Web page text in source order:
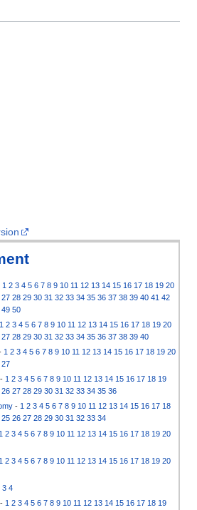
1 2 3 4 5 6 7 8 9 10 11 12 13 14 15 16 17 18 19 20
27 28 29 30 31 32 33 34 35 36 37 38 39 40 41 42
49 50
1 2 3 4 5 6 7 8 9 10 11 12 13 14 15 16 17 18 19 20
27 28 29 30 31 32 33 34 35 36 37 38 39 40
1 2 3 4 5 6 7 8 9 10 11 12 13 14 15 16 17 18 19 20
27
- 1 2 3 4 5 6 7 8 9 10 11 12 13 14 15 16 17 18 19
26 27 28 29 30 31 32 33 34 35 36
- 1 2 3 4 5 6 7 8 9 10 11 12 13 14 15 16 17 18
25 26 27 28 29 30 31 32 33 34
1 2 3 4 5 6 7 8 9 10 11 12 13 14 15 16 17 18 19 20
1 2 3 4 5 6 7 8 9 10 11 12 13 14 15 16 17 18 19 20
3 4
- 1 2 3 4 5 6 7 8 9 10 11 12 13 14 15 16 17 18 19